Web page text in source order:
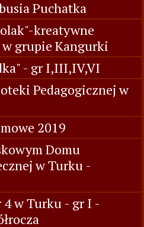
Puchatka
kreatywne
grupie Kangurki
- gr I,III,IV,VI
Pedagogicznej w
2019
Domu
w Turku -
4 w Turku - gr I -